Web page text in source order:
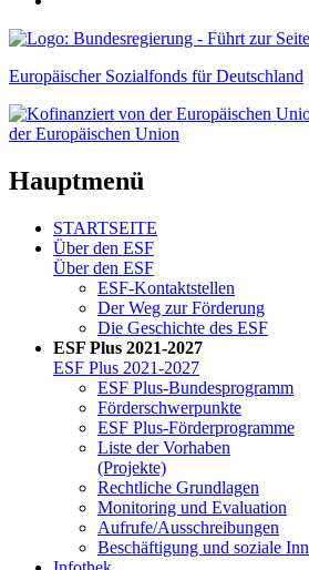
Europäischer Sozialfonds für Deutschland
Hauptmenü
STARTSEITE
Über den ESF
Über den ESF
ESF-Kon­takt­stel­len
Der Weg zur För­de­rung
Die Ge­schich­te des ESF
ESF Plus 2021-2027
ESF Plus 2021-2027
ESF Plus-Bun­des­pro­gramm
För­der­schwer­punk­te
ESF Plus-För­der­pro­gram­me
Lis­te der Vor­ha­ben
(Pro­jek­te)
Recht­li­che Grund­la­gen
Mo­ni­to­ring und Eva­lua­ti­on
Auf­ru­fe/Aus­schrei­bun­gen
Be­schäf­ti­gung und so­zia­le